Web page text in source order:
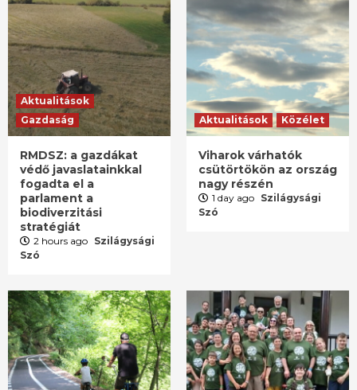
Aktualitások
Gazdaság
RMDSZ: a gazdákat
védő javaslatainkkal
fogadta el a
parlament a
biodiverzitási
stratégiát
2 hours ago Szilágysági
Szó
Aktualitások Közélet
Viharok várhatók
csütörtökön az ország
nagy részén
1 day ago Szilágysági
Szó